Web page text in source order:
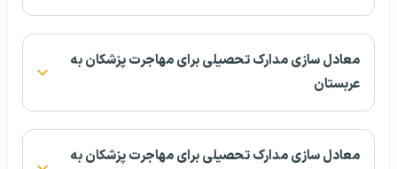
معادل سازی مدارک تحصیلی برای مهاجرت پزشکان به
عربستان
معادل سازی مدارک تحصیلی برای مهاجرت پزشکان به